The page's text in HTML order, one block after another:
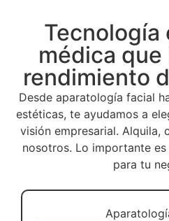
Tecnología
médica que
rendimiento
Desde aparatología facial
estéticas, te ayudamos a
visión empresarial. Alquila,
nosotros. Lo importante
para tu